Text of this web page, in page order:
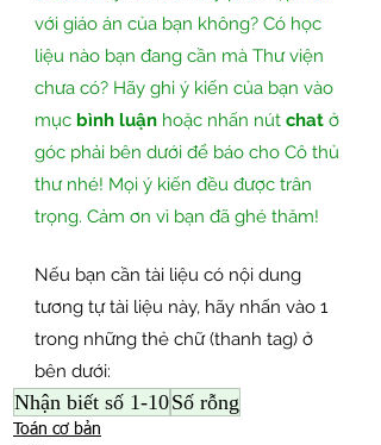
với giáo án của bạn không? Có học
liệu nào bạn đang cần mà Thư viện
chưa có? Hãy ghi ý kiến của bạn vào
mục bình luận hoặc nhấn nút chat ở
góc phải bên dưới để báo cho Cô thủ
thư nhé! Mọi ý kiến đều được trân
trọng. Cảm ơn vì bạn đã ghé thăm!
Nếu bạn cần tài liệu có nội dung
tương tự tài liệu này, hãy nhấn vào 1
trong những thẻ chữ (thanh tag) ở
bên dưới:
Nhận biết số 1-10Số rỗng
Toán cơ bản